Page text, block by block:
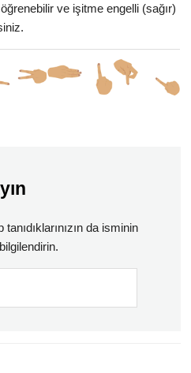
ve işitme engelli (sağır)
da isminin